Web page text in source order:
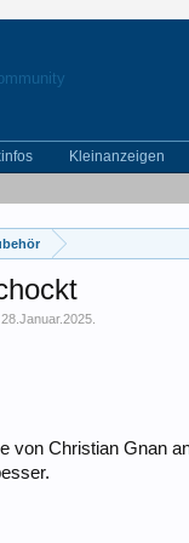
,28.Januar.2025
von Christian Gnan
Kleinanzeigen